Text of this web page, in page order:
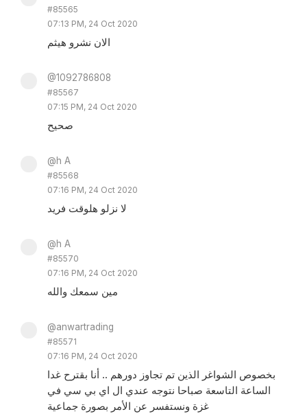
#85565
07:13 PM, 24 Oct 2020
الان نشرو هيثم
@1092786808
#85567
07:15 PM, 24 Oct 2020
صحيح
@h A
#85568
07:16 PM, 24 Oct 2020
لا نزلو هلوقت فريد
@h A
#85570
07:16 PM, 24 Oct 2020
مين سمعك والله
@anwartrading
#85571
07:16 PM, 24 Oct 2020
بخصوص الشواغر الذين تم تجاوز دورهم .. أنا بقترح غدا
الساعة التاسعة صباحا نتوجه عندي ال اي بي سي في
غزة ونستفسر عن الأمر بصورة جماعية